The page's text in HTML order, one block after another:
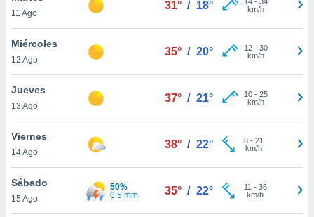
de
11 Ago
31° / 18°
km/h
Miércoles
12 Ago
35° / 20° 12- 30
km/h
Jueves
13 Ago
37° / 21° 10- 25
km/h
Viernes
14 Ago
38° / 22° 8- 21
km/h
Sábado
15 Ago
50%
0.5 mm
35° / 22° 11 - 36
km/h